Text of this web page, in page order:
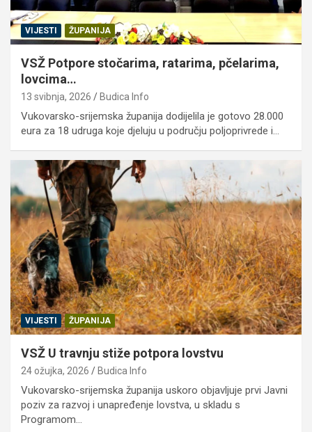
VIJESTI ŽUPANIJA
VSŽ Potpore stočarima, ratarima, pčelarima,
lovcima…
13 svibnja, 2026 Budica Info
Vukovarsko-srijemska županija dodijelila je gotovo 28.000
eura za 18 udruga koje djeluju u području poljoprivrede i…
VIJESTI ŽUPANIJA
VSŽ U travnju stiže potpora lovstvu
24 ožujka, 2026 Budica Info
Vukovarsko-srijemska županija uskoro objavljuje prvi Javni
poziv za razvoj i unapređenje lovstva, u skladu s
Programom…